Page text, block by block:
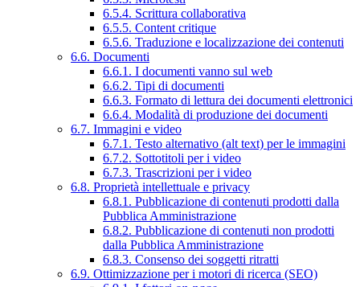
6.5.4. Scrittura collaborativa
6.5.5. Content critique
6.5.6. Traduzione e localizzazione dei contenuti
6.6. Documenti
6.6.1. I documenti vanno sul web
6.6.2. Tipi di documenti
6.6.3. Formato di lettura dei documenti elettronici
6.6.4. Modalità di produzione dei documenti
6.7. Immagini e video
6.7.1. Testo alternativo (alt text) per le immagini
6.7.2. Sottotitoli per i video
6.7.3. Trascrizioni per i video
6.8. Proprietà intellettuale e privacy
6.8.1. Pubblicazione di contenuti prodotti dalla
Pubblica Amministrazione
6.8.2. Pubblicazione di contenuti non prodotti
dalla Pubblica Amministrazione
6.8.3. Consenso dei soggetti ritratti
6.9. Ottimizzazione per i motori di ricerca (SEO)